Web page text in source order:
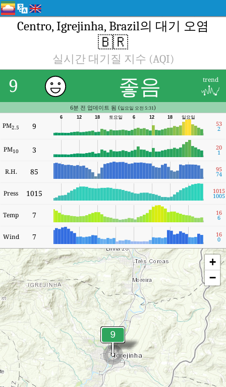
Centro, Igrejinha, Brazil의 대기 오염
🇧🇷
실시간 대기질 지수 (AQI)
9 좋음 trend
6분 전 업데이트 됨 (일요일 오전 5:31)
PM2.5 9
일요일
18
12
6
토요일
18
12
6
53
2
PM10 3 20
1
R.H. 85 95
74
Press 1015 1015
1005
Temp 7 16
6
Wind 7 16
0
+
−